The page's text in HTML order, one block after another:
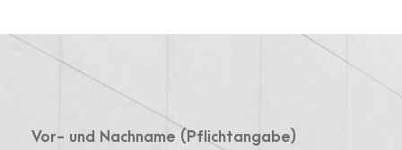
Vor- und Nachname (Pflichtangabe)